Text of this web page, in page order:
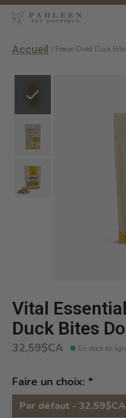
Accueil / Freeze-Dried Duck
Vital
Duck Bites
32,59$CA En stock en
Faire un choix: *
Par défaut - 32,59$CA